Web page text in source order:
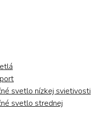
svetlo nízkej svietivosti
svetlo strednej